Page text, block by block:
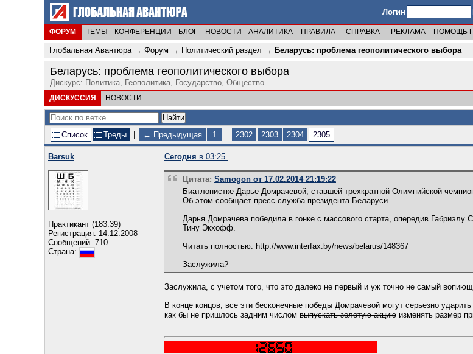
Логин
ФОРУМ ТЕМЫ КОНФЕРЕНЦИИ БЛОГ НОВОСТИ АНАЛИТИКА ПРАВИЛА СПРАВКА РЕКЛАМА ПОМОЩЬ
Глобальная Авантюра→ Форум → Политический раздел → Беларусь: проблема геополитического выбора
Беларусь: проблема геополитического выбора
Дискурс: Политика, Геополитика, Государство, Общество
ДИСКУССИЯ НОВОСТИ
Список Треды ← Предыдущая 1 ... 2302 2303 2304 2305
Barsuk Сегодня в 03:25
Практикант (183.39)
Регистрация: 14.12.2008
Сообщений: 710
Страна:
Цитата: Samogon от 17.02.2014 21:19:22
Биатлонистке Дарье Домрачевой, ставшей трехкратной Олимпийской
Об этом сообщает пресс-служба президента Беларуси.
Дарья Домрачева победила в гонке с массового старта, опередив Габриэлу
Тину Экхофф.
Читать полностью: http://www.interfax.by/news/belarus/148367
Заслужила?
Заслужила, с учетом того, что это далеко не первый и уж точно не самый
В конце концов, все эти бесконечные победы Домрачевой могут серьезно
как бы не пришлось задним числом выпускать золотую акцию изменять размер